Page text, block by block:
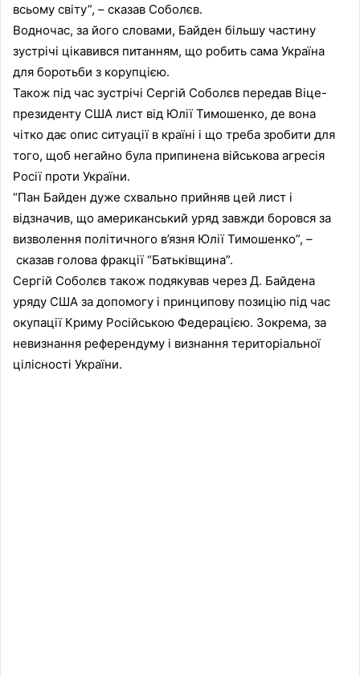
всьому світу”, – сказав Соболєв.
Водночас, за його словами, Байден більшу частину
зустрічі цікавився питанням, що робить сама Україна
для боротьби з корупцією.
Також під час зустрічі Сергій Соболєв передав Віце-
президенту США лист від Юлії Тимошенко, де вона
чітко дає опис ситуації в країні і що треба зробити для
того, щоб негайно була припинена військова агресія
Росії проти України.
“Пан Байден дуже схвально прийняв цей лист і
відзначив, що американський уряд завжди боровся за
визволення політичного в’язня Юлії Тимошенко”, –
сказав голова фракції “Батьківщина”.
Сергій Соболєв також подякував через Д. Байдена
уряду США за допомогу і принципову позицію під час
окупації Криму Російською Федерацією. Зокрема, за
невизнання референдуму і визнання територіальної
цілісності України.